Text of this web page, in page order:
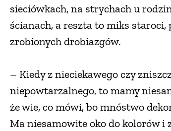
sieciówkach, na strychach u
ścianach, a reszta to miks
zrobionych drobiazgów.
– Kiedy z nieciekawego czy
niepowtarzalnego, to mamy
że wie, co mówi, bo mnóstwo
Ma niesamowite oko do kolorów i